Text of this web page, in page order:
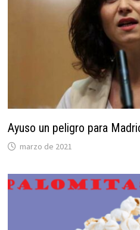
Ayuso un peligro para
marzo de 2021